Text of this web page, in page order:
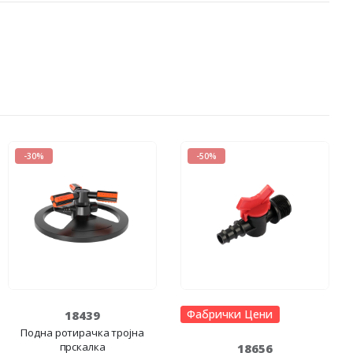
-30%
18439
Подна ротирачка тројна
прскалка
-50%
Фабрички Цени
18656